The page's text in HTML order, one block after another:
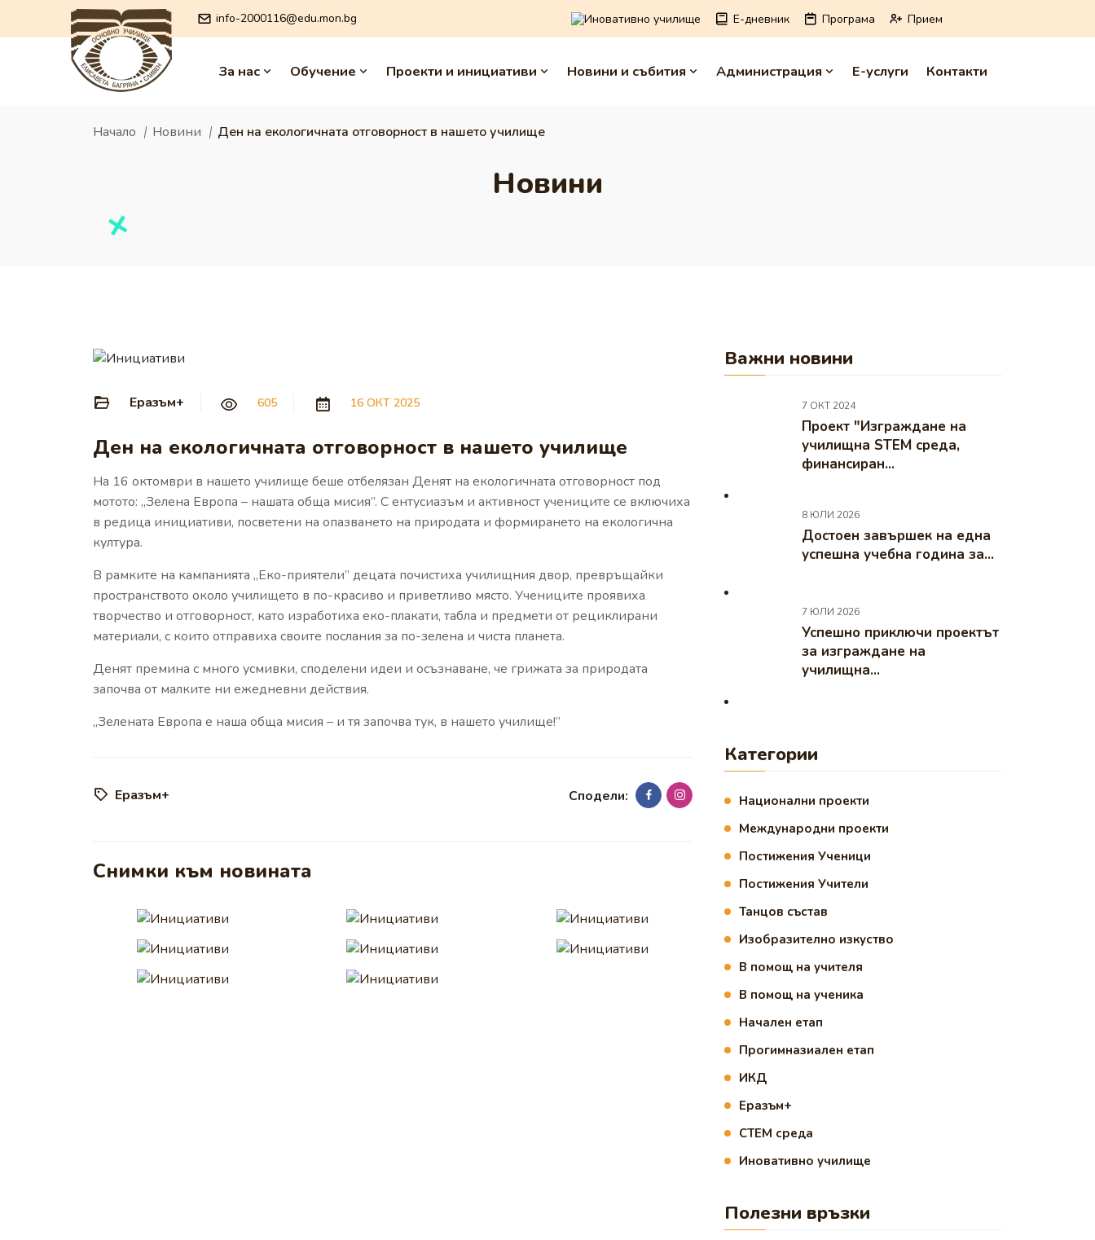
info-2000116@edu.mon.bg Иновативно училище E-дневник Програма Прием
За нас Обучение Проекти и инициативи Новини и събития Администрация Е-услуги Контакти
Начало Новини Ден на екологичната отговорност в нашето училище
Новини
Еразъм+ 605 16 ОКТ 2025
Ден на екологичната отговорност в нашето училище
На 16 октомври в нашето училище беше отбелязан Денят на екологичната отговорност под
мотото: „Зелена Европа – нашата обща мисия”. С ентусиазъм и активност учениците се включиха
в редица инициативи, посветени на опазването на природата и формирането на екологична
култура.
В рамките на кампанията „Еко-приятели” децата почистиха училищния двор, превръщайки
пространството около училището в по-красиво и приветливо място. Учениците проявиха
творчество и отговорност, като изработиха еко-плакати, табла и предмети от рециклирани
материали, с които отправиха своите послания за по-зелена и чиста планета.
Денят премина с много усмивки, споделени идеи и осъзнаване, че грижата за природата
започва от малките ни ежедневни действия.
„Зелената Европа е наша обща мисия – и тя започва тук, в нашето училище!”
Еразъм+ Сподели:
Снимки към новината
Важни новини
7 ОКТ 2024
Проект "Изграждане на
училищна STEM среда,
финансиран...
8 ЮЛИ 2026
Достоен завършек на една
успешна учебна година за...
7 ЮЛИ 2026
Успешно приключи проектът
за изграждане на
училищна...
Категории
Национални проекти
Международни проекти
Постижения Ученици
Постижения Учители
Танцов състав
Изобразително изкуство
В помощ на учителя
В помощ на ученика
Начален етап
Прогимназиален етап
ИКД
Еразъм+
СТЕМ среда
Иновативно училище
Полезни връзки